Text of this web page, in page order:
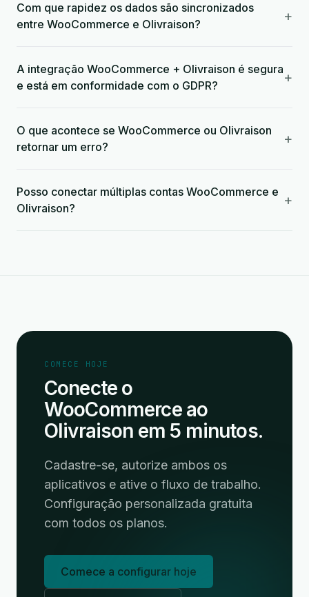
Com que rapidez os dados são sincronizados
entre WooCommerce e Olivraison?
+
A integração WooCommerce + Olivraison é segura
e está em conformidade com o GDPR?
+
O que acontece se WooCommerce ou Olivraison
retornar um erro?
+
Posso conectar múltiplas contas WooCommerce e
Olivraison?
+
COMECE HOJE
Conecte o
WooCommerce ao
Olivraison em 5 minutos.
Cadastre-se, autorize ambos os
aplicativos e ative o fluxo de trabalho.
Configuração personalizada gratuita
com todos os planos.
Comece a configurar hoje